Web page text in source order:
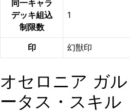
同一キャラ
デッキ組込
制限数
1
印 幻獣印
オセロニア ガ
ータス・スキル